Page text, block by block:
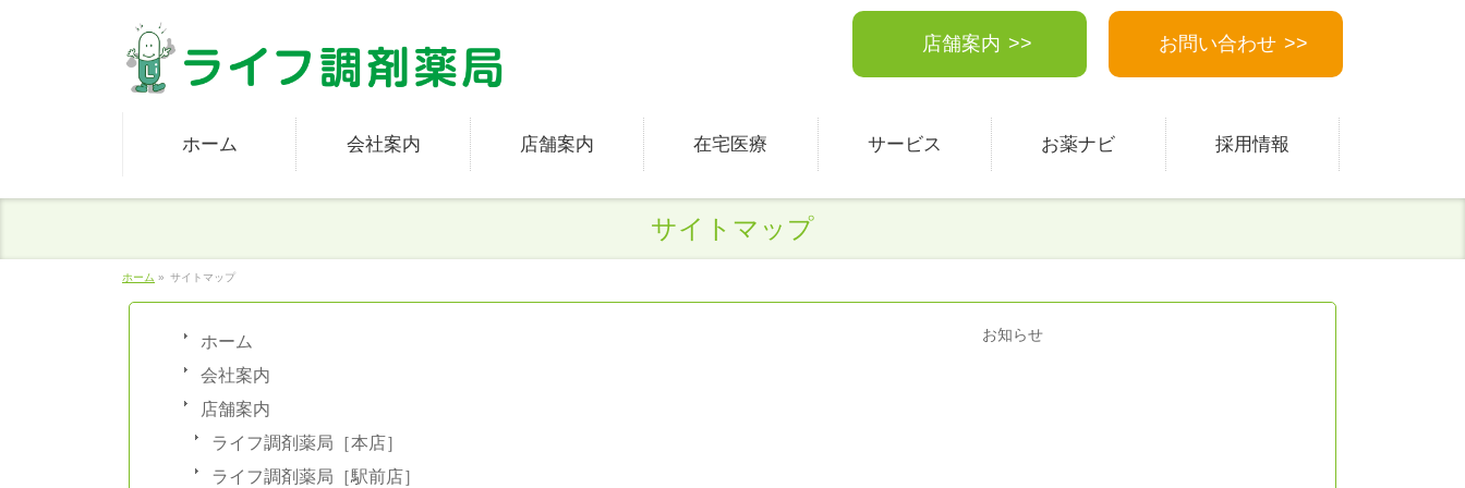
店舗案内 お問い合わせ
ホーム 会社案内 店舗案内 在宅医療 サービス お薬ナビ 採用情報
サイトマップ
ホーム » サイトマップ
ホーム
会社案内
店舗案内
ライフ調剤薬局［本店］
ライフ調剤薬局［駅前店］
お知らせ